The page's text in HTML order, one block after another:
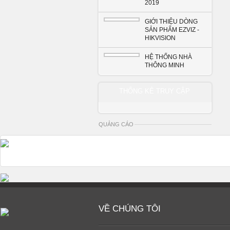
2019
GIỚI THIỆU DÒNG
SẢN PHẨM EZVIZ -
HIKVISION
HỆ THỐNG NHÀ
THÔNG MINH
QUẢNG CÁO
VỀ CHÚNG TÔI